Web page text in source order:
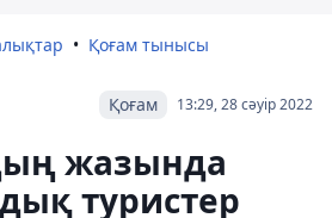
Қоғам тынысы
13:29, 28 сәуір 2022
Қоғам
жазында
туристер